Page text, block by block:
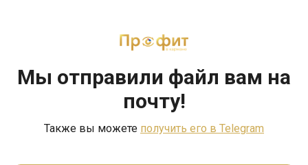
Мы отправили файл вам на
почту!
Также вы можете получить его в Telegram